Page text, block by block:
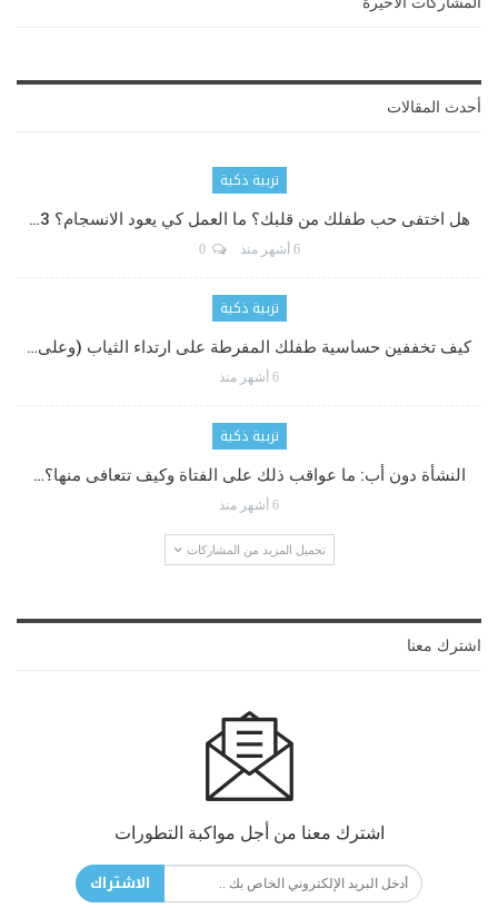
أحدث المقالات
تربية ذكية
هل اختفى حب طفلك من قلبك؟ ما العمل كي يعود الانسجام؟ 3…
6 أشهر منذ 0
تربية ذكية
كيف تخففين حساسية طفلك المفرطة على ارتداء الثياب (وعلى…
6 أشهر منذ
تربية ذكية
النشأة دون أب: ما عواقب ذلك على الفتاة وكيف تتعافى منها؟…
6 أشهر منذ
تحميل المزيد من المشاركات
اشترك معنا
اشترك معنا من أجل مواكبة التطورات
الاشتراك